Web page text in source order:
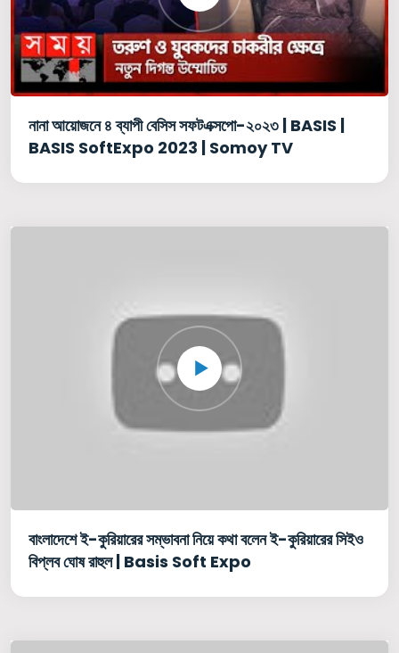
নানা আয়োজনে ৪ ব্যাপী বেসিস সফটএক্সপো-২০২৩ | BASIS |
BASIS SoftExpo 2023 | Somoy TV
বাংলাদেশে ই-কুরিয়ারের সম্ভাবনা নিয়ে কথা বলেন ই-কুরিয়ারের সিইও
বিপ্লব ঘোষ রাহুল | Basis Soft Expo